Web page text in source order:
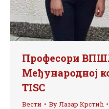
Професори
Међународној
TISC
Вести ByЛазар Крстић